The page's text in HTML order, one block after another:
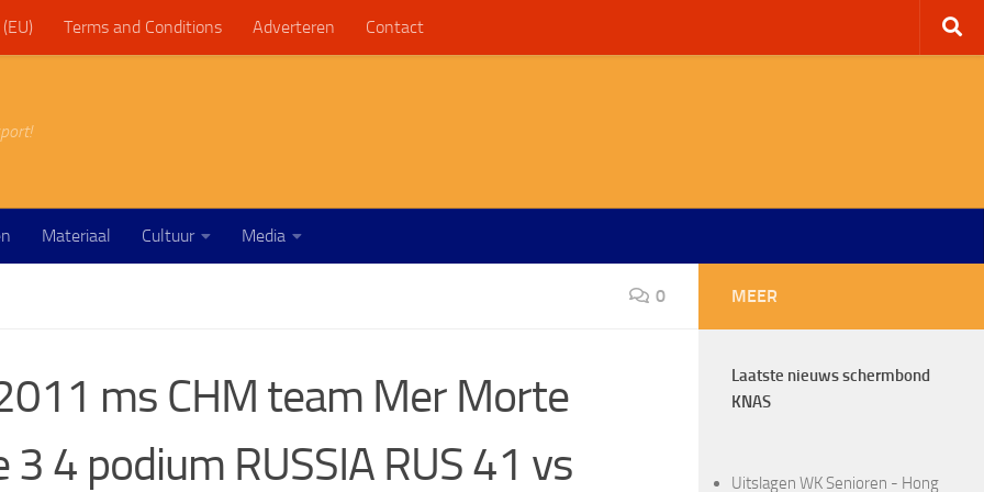
Terms and Conditions Adverteren Contact
Materiaal Cultuur Media
0
ms CHM team Mer Morte
3 4 podium RUSSIA RUS 41 vs
MEER
Laatste nieuws schermbond
KNAS
Uitslagen WK Senioren - Hong